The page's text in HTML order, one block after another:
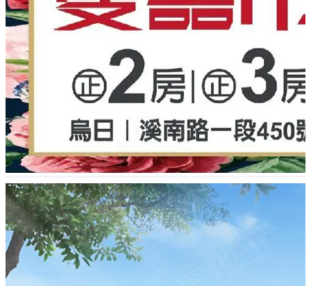
鏽鋼洗滌槽、人造石檯面、高級吊廚櫃組、烤漆玻璃、料
理台整體高級配備。
【衛浴設備】
◎主衛浴：採用高級面盆，免治馬桶座，國際牌暖風機，
蓮蓬頭、明鏡、 並預留洗地龍頭及插座。
◎二房：主衛浴乾濕分離；三房：主、次衛浴均為乾濕分
離。
◎衛浴面盆及馬桶採用和成HCG品牌。
◎每戶均安裝影像式螢幕對講機。
◎電梯車廂設置攝錄影監視系統、緊急求救按鈕、及對講
機、感應式讀卡機與門禁系統連線。
★充 電 樁:每一車位旁均預留線架空管供電動車使用․
★燈光計畫:各陽台設置子母燈․
★緊急電源:冰箱電源加裝緊急電源(由發電機供電)․